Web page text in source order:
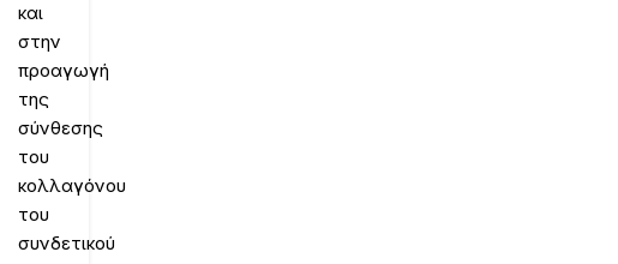
και
στην
προαγωγή
της
σύνθεσης
του
κολλαγόνου
του
συνδετικού